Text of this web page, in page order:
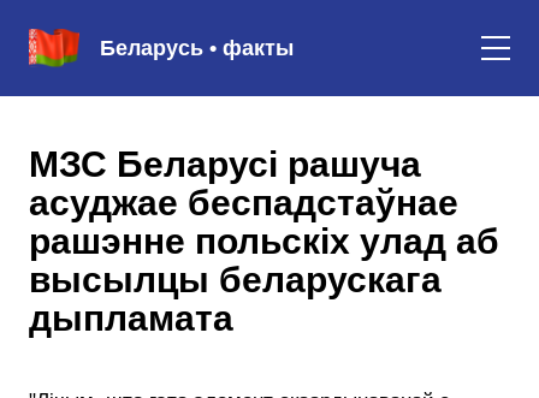
Беларусь • факты
МЗС Беларусі рашуча
асуджае беспадстаўнае
рашэнне польскіх улад аб
высылцы беларускага
дыпламата